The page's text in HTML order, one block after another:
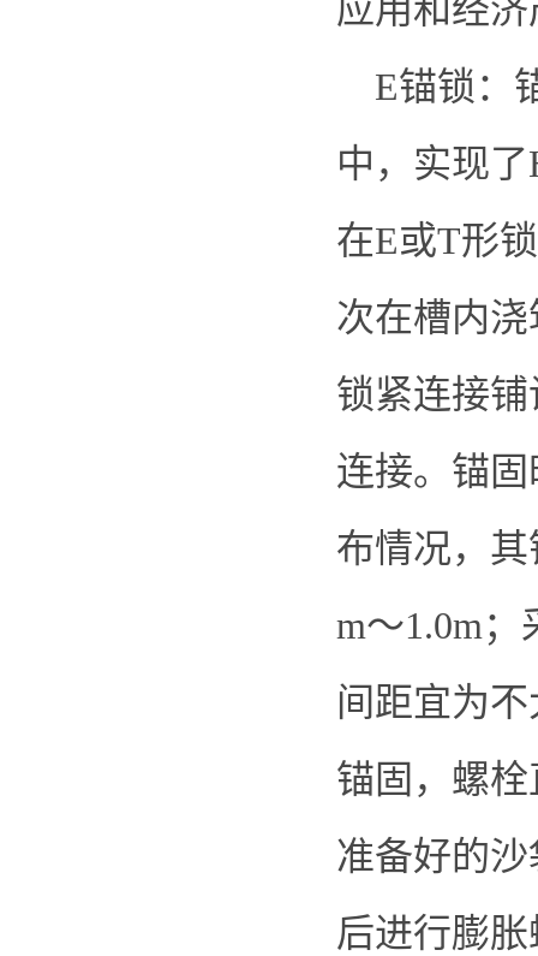
应用和经
E锚锁：
中，实现
在E或T形
次在槽内
锁紧连接
连接。锚
布情况，
m～1.0m
间距宜为
锚固，螺
准备好的
后进行膨